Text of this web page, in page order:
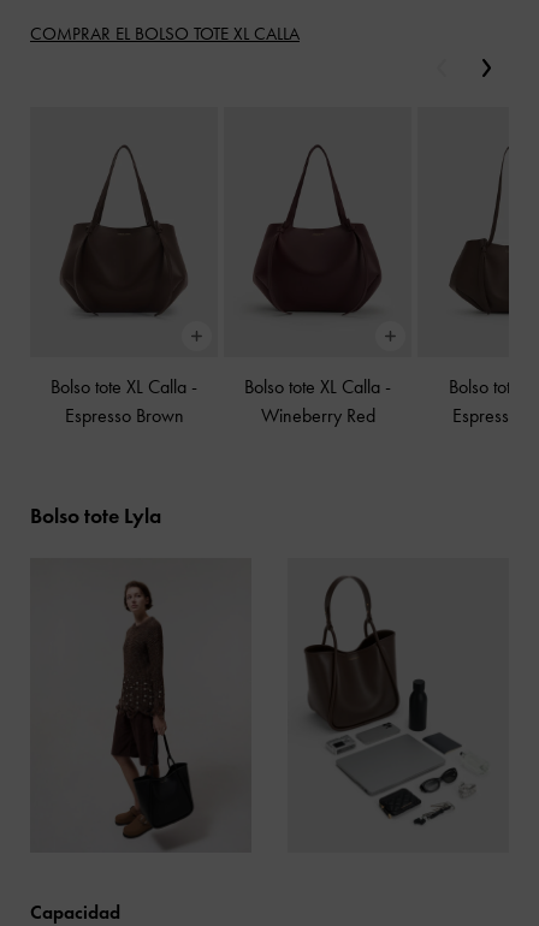
COMPRAR EL BOLSO TOTE XL CALLA
Bolso tote XL Calla -
Espresso Brown
Bolso tote XL Calla -
Wineberry Red
Bolso tote
Espresso
Anterior
Bolso tote Lyla
Capacidad